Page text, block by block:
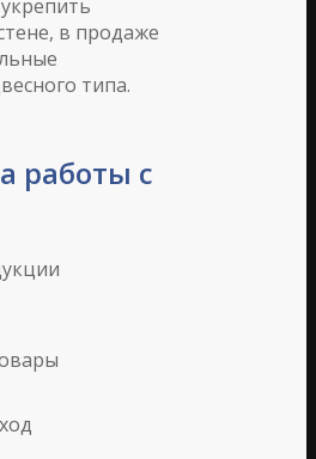
в продаже
типа.
работы с